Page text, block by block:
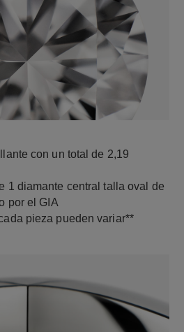
con un total de 2,19
1 diamante central talla oval de
por el GIA
pieza pueden variar**